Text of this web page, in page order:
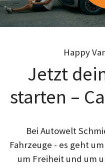
Jetzt
starten –
Happy
Bei Autowelt
Fahrzeuge - es geht
um Freiheit und um